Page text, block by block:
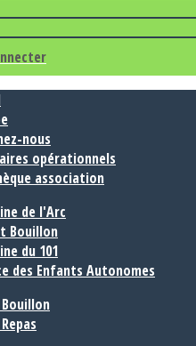
nous
opérationnels
association
de l'Arc
Bouillon
du 101
des Enfants Autonomes
Bouillon